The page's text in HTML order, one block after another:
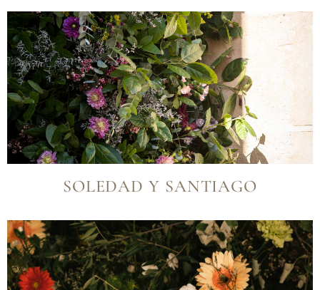
SOLEDAD Y SANTIAGO